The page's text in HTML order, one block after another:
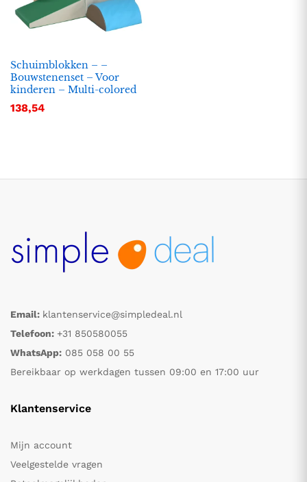
Schuimblokken – –
Bouwstenenset – Voor
kinderen – Multi-colored
138,54
Email: klantenservice@simpledeal.nl
Telefoon: +31 850580055
WhatsApp: 085 058 00 55
Bereikbaar op werkdagen tussen 09:00 en 17:00 uur
Klantenservice
Mijn account
Veelgestelde vragen